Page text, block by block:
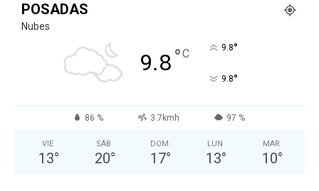
POSADAS
Nubes
9.8°C 9.8°
9.8°
86 % 3.7kmh 97 %
VIE
13°
SÁB
20°
DOM
17°
LUN
13°
MAR
10°